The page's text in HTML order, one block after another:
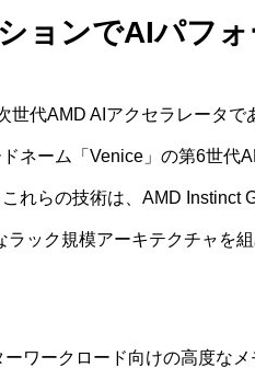
ョンでAIパフ
世代AMD AIアクセラレータで
ネーム「Venice」の第6世
れらの技術は、AMD Instinct
ック規模アーキテクチャを
ワークロード向けの高度な